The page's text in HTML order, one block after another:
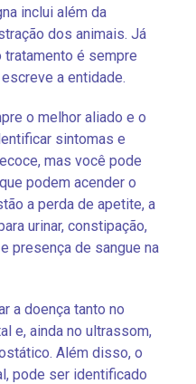
inclui além da
dos animais. Já
tratamento é sempre
a entidade.
o melhor aliado e o
sintomas e
mas você pode
podem acender o
a perda de apetite, a
urinar, constipação,
presença de sangue na
a doença tanto no
e, ainda no ultrassom,
Além disso, o
pode ser identificado